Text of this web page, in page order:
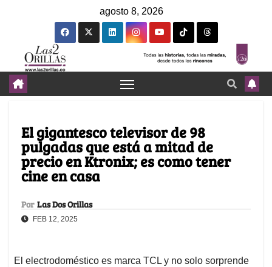
agosto 8, 2026
El gigantesco televisor de 98
pulgadas que está a mitad de
precio en Ktronix; es como tener
cine en casa
Por Las Dos Orillas
FEB 12, 2025
El electrodoméstico es marca TCL y no solo sorprende